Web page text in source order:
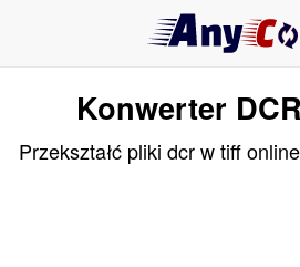
Konwerter
Przekształć pliki dcr w tiff